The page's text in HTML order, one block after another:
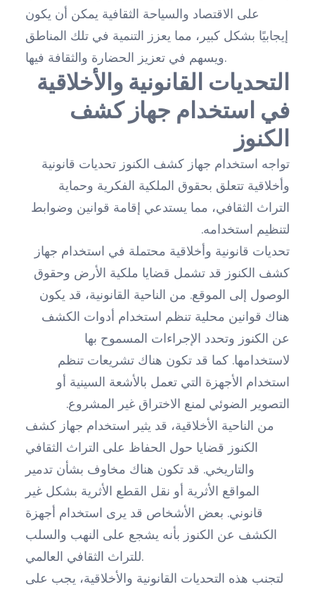
على الاقتصاد والسياحة الثقافية يمكن أن يكون
إيجابيًا بشكل كبير، مما يعزز التنمية في تلك المناطق
ويسهم في تعزيز الحضارة والثقافة فيها.
التحديات القانونية والأخلاقية
في استخدام جهاز كشف
الكنوز
تواجه استخدام جهاز كشف الكنوز تحديات قانونية
وأخلاقية تتعلق بحقوق الملكية الفكرية وحماية
التراث الثقافي، مما يستدعي إقامة قوانين وضوابط
لتنظيم استخدامه.
تحديات قانونية وأخلاقية محتملة في استخدام جهاز
كشف الكنوز قد تشمل قضايا ملكية الأرض وحقوق
الوصول إلى الموقع. من الناحية القانونية، قد يكون
هناك قوانين محلية تنظم استخدام أدوات الكشف
عن الكنوز وتحدد الإجراءات المسموح بها
لاستخدامها. كما قد تكون هناك تشريعات تنظم
استخدام الأجهزة التي تعمل بالأشعة السينية أو
التصوير الضوئي لمنع الاختراق غير المشروع.
من الناحية الأخلاقية، قد يثير استخدام جهاز كشف
الكنوز قضايا حول الحفاظ على التراث الثقافي
والتاريخي. قد تكون هناك مخاوف بشأن تدمير
المواقع الأثرية أو نقل القطع الأثرية بشكل غير
قانوني. بعض الأشخاص قد يرى استخدام أجهزة
الكشف عن الكنوز بأنه يشجع على النهب والسلب
للتراث الثقافي العالمي.
لتجنب هذه التحديات القانونية والأخلاقية، يجب على